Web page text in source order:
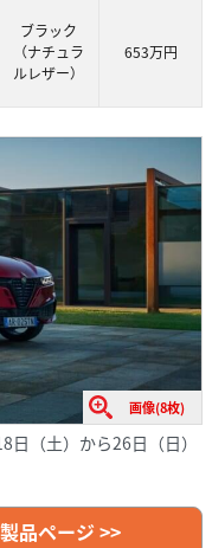
ブラック
（ナチュラ
ルレザー）
653万円
画像(8枚)
（土）から26日（日）
品ページ >>